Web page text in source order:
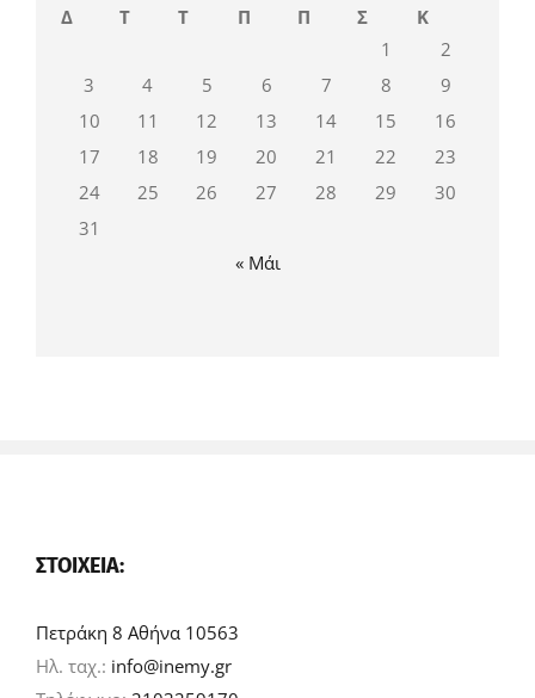
Δ
Τ Τ Π Π Σ
Κ
1
2
3
4 5 6 7 8
9
10
11 12 13 14 15
16
17
18 19 20 21 22
23
24
25 26 27 28 29
30
31
« Μάι
ΣΤΟΙΧΕΊΑ:
Πετράκη 8 Αθήνα 10563
Ηλ. ταχ.: info@inemy.gr